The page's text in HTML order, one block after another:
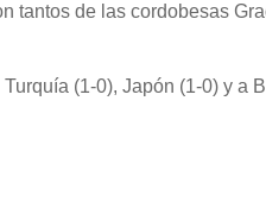
tantos de las cordobesas
(1-0), Japón (1-0) y a